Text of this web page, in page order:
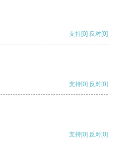
支持[0] 反对[0]
支持[0] 反对[0]
支持[0] 反对[0]